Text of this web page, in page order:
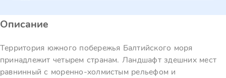
Описание
Территория южного побережья Балтийского моря
принадлежит четырем странам. Ландшафт здешних мест
равнинный с моренно-холмистым рельефом и